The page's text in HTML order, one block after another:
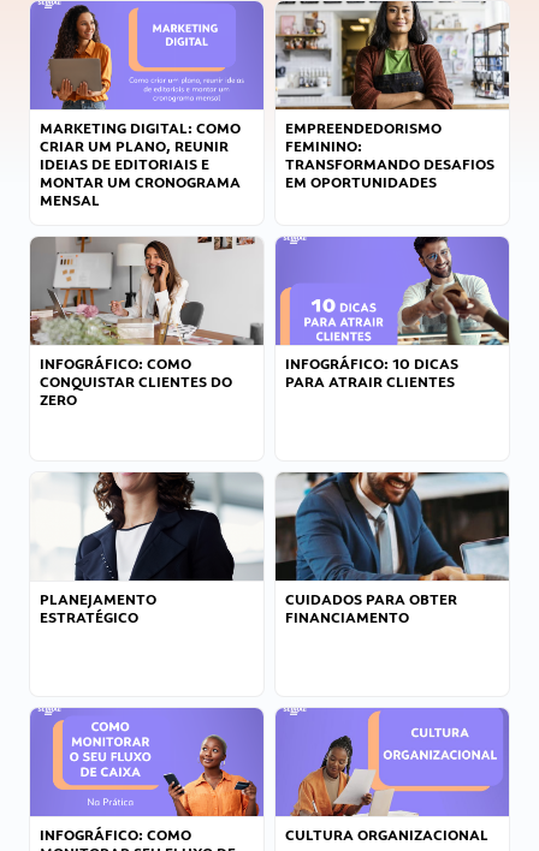
MARKETING DIGITAL: COMO
CRIAR UM PLANO, REUNIR
IDEIAS DE EDITORIAIS E
MONTAR UM CRONOGRAMA
MENSAL
EMPREENDEDORISMO
FEMININO:
TRANSFORMANDO DESAFIOS
EM OPORTUNIDADES
INFOGRÁFICO: COMO
CONQUISTAR CLIENTES DO
ZERO
INFOGRÁFICO: 10 DICAS
PARA ATRAIR CLIENTES
PLANEJAMENTO
ESTRATÉGICO
CUIDADOS PARA OBTER
FINANCIAMENTO
INFOGRÁFICO: COMO
CULTURA ORGANIZACIONAL